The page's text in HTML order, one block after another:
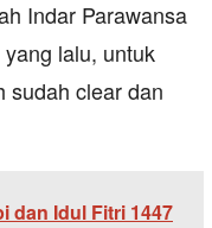
Indar Parawansa
lalu, untuk
sudah clear dan
dan Idul Fitri 1447